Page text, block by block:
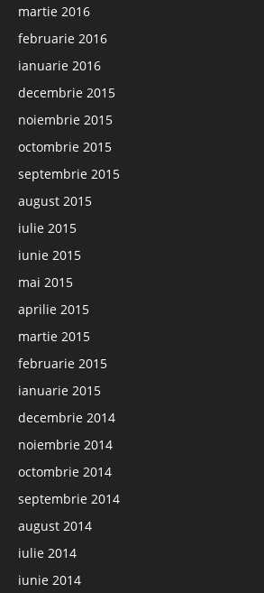
martie 2016
februarie 2016
ianuarie 2016
decembrie 2015
noiembrie 2015
octombrie 2015
septembrie 2015
august 2015
iulie 2015
iunie 2015
mai 2015
aprilie 2015
martie 2015
februarie 2015
ianuarie 2015
decembrie 2014
noiembrie 2014
octombrie 2014
septembrie 2014
august 2014
iulie 2014
iunie 2014